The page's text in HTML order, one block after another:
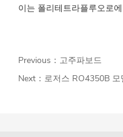
이는 폴리테트라플루오로
Previous： 고주파보드
Next： 로저스 RO4350B 모